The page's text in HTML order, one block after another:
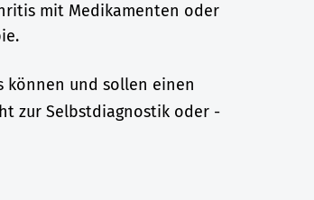
mit Medikamenten oder
können und sollen einen
zur Selbstdiagnostik oder -